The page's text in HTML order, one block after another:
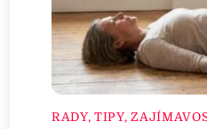
RADY, TIPY,